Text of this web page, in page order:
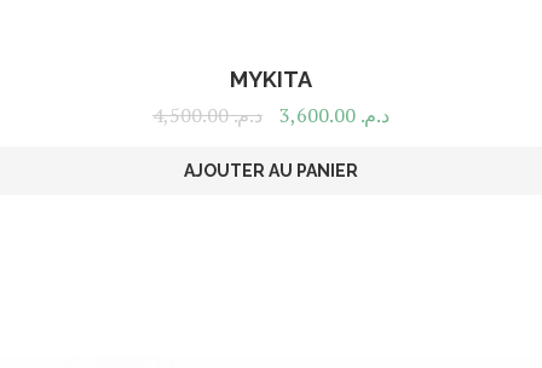
MYKITA
د.م.4,500.00 د.م.
AJOUTER AU PANIER